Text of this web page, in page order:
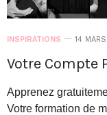
INSPIRATIONS 14
Votre Compte
Apprenez
Votre formation de